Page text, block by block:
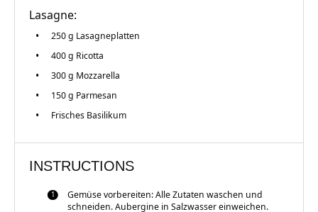
Lasagne:
250 g Lasagneplatten
400 g Ricotta
300 g Mozzarella
150 g Parmesan
Frisches Basilikum
INSTRUCTIONS
Gemüse vorbereiten: Alle Zutaten waschen und
schneiden. Aubergine in Salzwasser einweichen.